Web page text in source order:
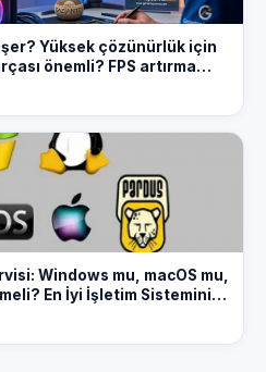
Yüksek çözünürlük için
önemli? FPS artırma
Windows mu, macOS mu,
En İyi İşletim Sistemini
#macOS #Linux